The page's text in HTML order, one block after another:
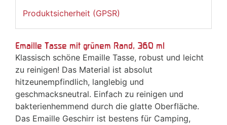
Produktsicherheit (GPSR)
Emaille Tasse mit grünem Rand, 360 ml
Klassisch schöne Emaille Tasse, robust und leicht
zu reinigen! Das Material ist absolut
hitzeunempfindlich, langlebig und
geschmacksneutral. Einfach zu reinigen und
bakterienhemmend durch die glatte Oberfläche.
Das Emaille Geschirr ist bestens für Camping,